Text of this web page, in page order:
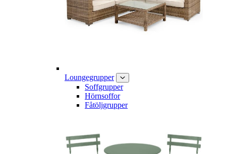
Loungegrupper
Soffgrupper
Hörnsoffor
Fåtöljgrupper